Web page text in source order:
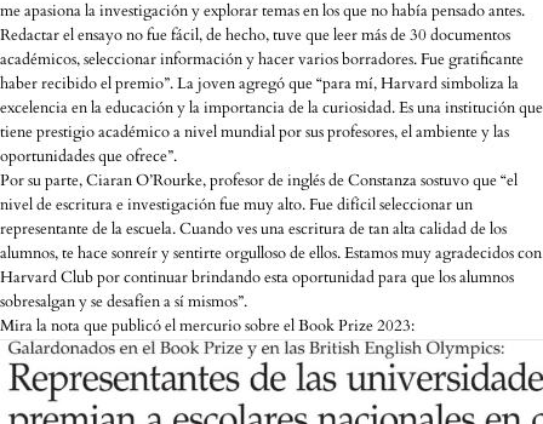
me apasiona la investigación y explorar temas en los que no había pensado antes.
Redactar el ensayo no fue fácil, de hecho, tuve que leer más de 30 documentos
académicos, seleccionar información y hacer varios borradores. Fue gratificante
haber recibido el premio”. La joven agregó que “para mí, Harvard simboliza la
excelencia en la educación y la importancia de la curiosidad. Es una institución que
tiene prestigio académico a nivel mundial por sus profesores, el ambiente y las
oportunidades que ofrece”.
Por su parte, Ciaran O’Rourke, profesor de inglés de Constanza sostuvo que “el
nivel de escritura e investigación fue muy alto. Fue difícil seleccionar un
representante de la escuela. Cuando ves una escritura de tan alta calidad de los
alumnos, te hace sonreír y sentirte orgulloso de ellos. Estamos muy agradecidos con
Harvard Club por continuar brindando esta oportunidad para que los alumnos
sobresalgan y se desafíen a sí mismos”.
Mira la nota que publicó el mercurio sobre el Book Prize 2023: